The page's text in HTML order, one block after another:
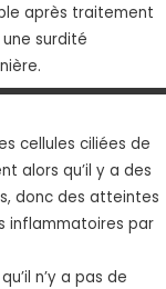
après traitement
une surdité
cellules ciliées de
alors qu’il y a des
donc des atteintes
inflammatoires par
n’y a pas de